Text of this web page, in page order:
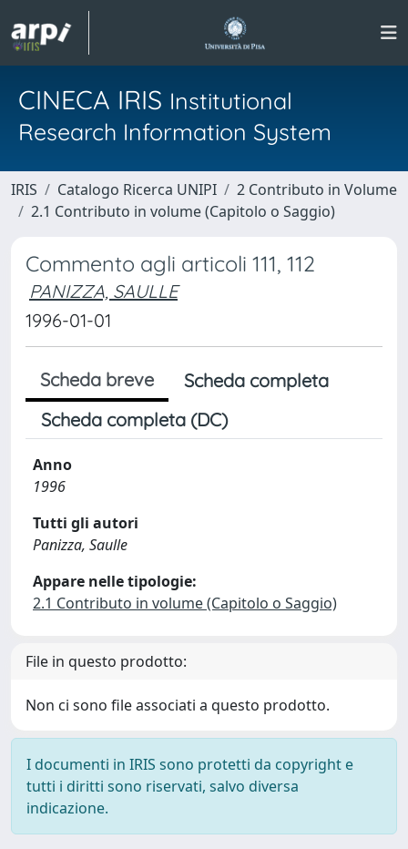
CINECA IRIS Institutional
Research Information System
IRIS Catalogo Ricerca UNIPI
2 Contributo in Volume
2.1 Contributo in volume (Capitolo o Saggio)
Commento agli articoli 111, 112
PANIZZA, SAULLE
1996-01-01
Scheda breve
Scheda completa
Scheda completa (DC)
Anno
1996
Tutti gli autori
Panizza, Saulle
Appare nelle tipologie:
2.1 Contributo in volume (Capitolo o Saggio)
File in questo prodotto:
Non ci sono file associati a questo prodotto.
I documenti in IRIS sono protetti da copyright e
tutti i diritti sono riservati, salvo diversa
indicazione.